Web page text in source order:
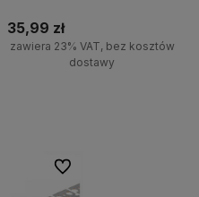
35,99 zł
zawiera 23% VAT, bez kosztów
dostawy
Do ulubionych